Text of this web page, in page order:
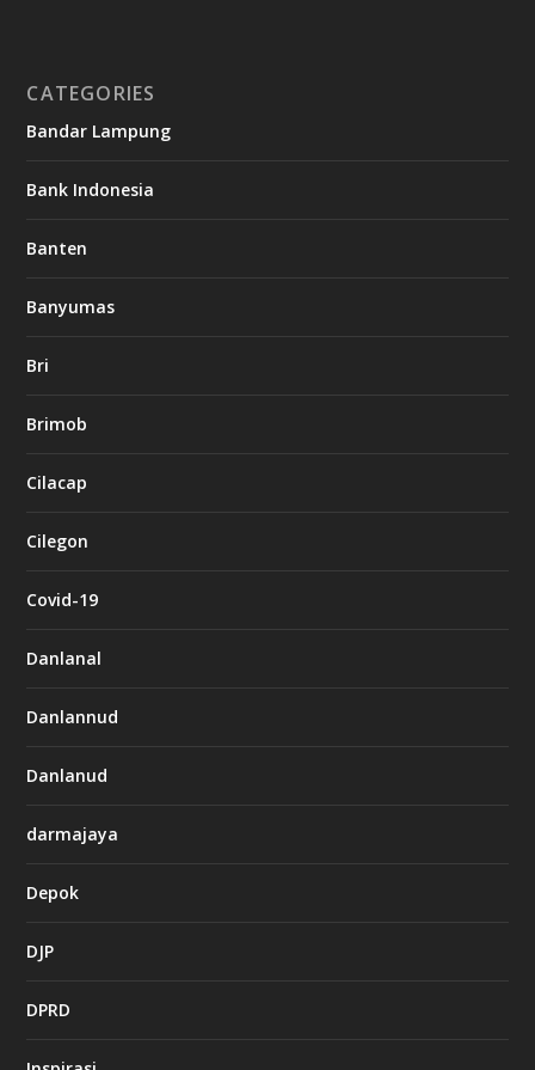
CATEGORIES
Bandar Lampung
Bank Indonesia
Banten
Banyumas
Bri
Brimob
Cilacap
Cilegon
Covid-19
Danlanal
Danlannud
Danlanud
darmajaya
Depok
DJP
DPRD